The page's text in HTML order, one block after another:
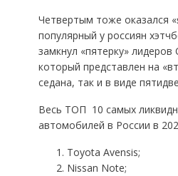
Четвертым тоже оказался
популярный у россиян
замкнул «пятерку» лидеров
который представлен на
седана, так и в виде
Весь ТОП  10 самых
автомобилей в России в
Toyota Avensis;
Nissan Note;